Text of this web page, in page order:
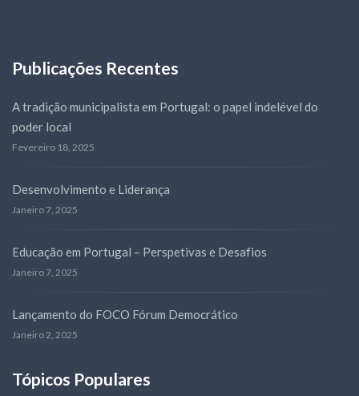
Publicações Recentes
A tradição municipalista em Portugal: o papel indelével do
poder local
Fevereiro 18, 2025
Desenvolvimento e Liderança
Janeiro 7, 2025
Educação em Portugal – Perspetivas e Desafios
Janeiro 7, 2025
Lançamento do FOCO Fórum Democrático
Janeiro 2, 2025
Tópicos Populares